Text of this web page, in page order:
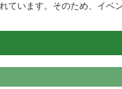
ています。そのため、イベ